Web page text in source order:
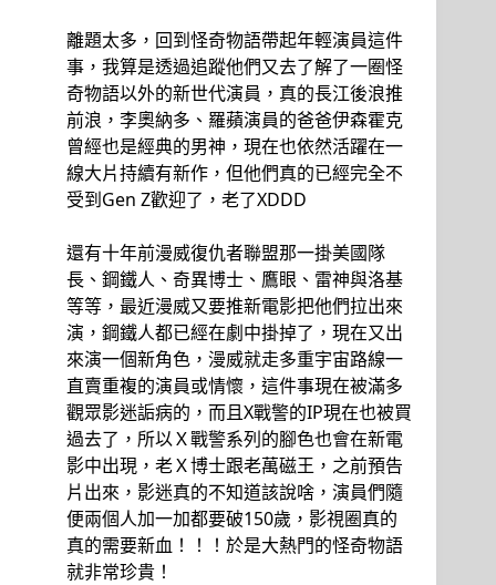
離題太多，回到怪奇物語帶起年輕演員這件
事，我算是透過追蹤他們又去了解了一圈怪
奇物語以外的新世代演員，真的長江後浪推
前浪，李奧納多、羅蘋演員的爸爸伊森霍克
曾經也是經典的男神，現在也依然活躍在一
線大片持續有新作，但他們真的已經完全不
受到Gen Z歡迎了，老了XDDD
還有十年前漫威復仇者聯盟那一掛美國隊
長、鋼鐵人、奇異博士、鷹眼、雷神與洛基
等等，最近漫威又要推新電影把他們拉出來
演，鋼鐵人都已經在劇中掛掉了，現在又出
來演一個新角色，漫威就走多重宇宙路線一
直賣重複的演員或情懷，這件事現在被滿多
觀眾影迷詬病的，而且X戰警的IP現在也被買
過去了，所以Ｘ戰警系列的腳色也會在新電
影中出現，老Ｘ博士跟老萬磁王，之前預告
片出來，影迷真的不知道該說啥，演員們隨
便兩個人加一加都要破150歲，影視圈真的
真的需要新血！！！於是大熱門的怪奇物語
就非常珍貴！